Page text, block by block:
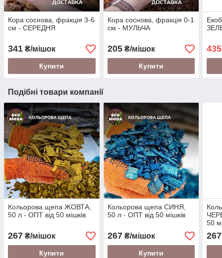
Кора соснова, фракція 3-6
см - СЕРЕДНЯ
341 ₴/мішок
Купити
Кора соснова, фракція 0-1
см - МУЛЬЧА
205₴/мішок
Купити
Подібні товари компанії
Кольорова щепа ЖОВТА,
50 л - ОПТ від 50 мішків
267 ₴/мішок
Купити
Кольорова щепа СИНЯ,
50 л - ОПТ від 50 мішків
267₴/мішок
Купити
50
267